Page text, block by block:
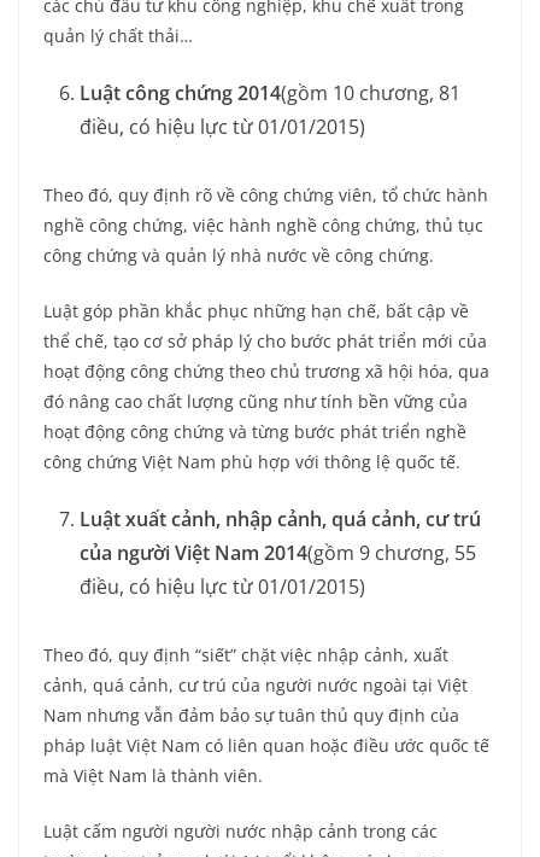
các chủ đầu tư khu công nghiệp, khu chế xuất trong
quản lý chất thải…
Luật công chứng 2014(gồm 10 chương, 81
điều, có hiệu lực từ 01/01/2015)
Theo đó, quy định rõ về công chứng viên, tổ chức hành
nghề công chứng, việc hành nghề công chứng, thủ tục
công chứng và quản lý nhà nước về công chứng.
Luật góp phần khắc phục những hạn chế, bất cập về
thể chế, tạo cơ sở pháp lý cho bước phát triển mới của
hoạt động công chứng theo chủ trương xã hội hóa, qua
đó nâng cao chất lượng cũng như tính bền vững của
hoạt động công chứng và từng bước phát triển nghề
công chứng Việt Nam phù hợp với thông lệ quốc tế.
Luật xuất cảnh, nhập cảnh, quá cảnh, cư trú
của người Việt Nam 2014(gồm 9 chương, 55
điều, có hiệu lực từ 01/01/2015)
Theo đó, quy định “siết” chặt việc nhập cảnh, xuất
cảnh, quá cảnh, cư trú của người nước ngoài tại Việt
Nam nhưng vẫn đảm bảo sự tuân thủ quy định của
pháp luật Việt Nam có liên quan hoặc điều ước quốc tế
mà Việt Nam là thành viên.
Luật cấm người người nước nhập cảnh trong các